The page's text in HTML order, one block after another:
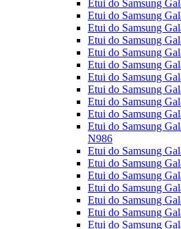
Etui do Samsung
Etui do Samsung
Etui do Samsung
Etui do Samsung
Etui do Samsung
Etui do Samsung
Etui do Samsung
Etui do Samsung
Etui do Samsung
Etui do Samsung
Etui do Samsung
N986
Etui do Samsung
Etui do Samsung
Etui do Samsung
Etui do Samsung
Etui do Samsung
Etui do Samsung
Etui do Samsung